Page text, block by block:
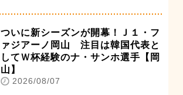
ついに新シーズンが開幕！Ｊ１・フ
ァジアーノ岡山 注目は韓国代表と
してＷ杯経験のナ・サンホ選手【岡
山】
2026/08/07